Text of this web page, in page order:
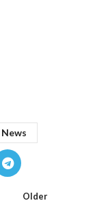
News
Older